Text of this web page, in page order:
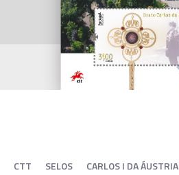
CTT SELOS CARLOS I DA ÁUSTRIA